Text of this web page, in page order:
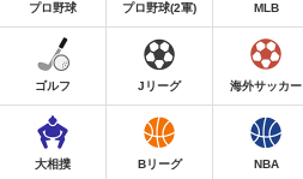
プロ野球 プロ野球(2軍) MLB
ゴルフ Jリーグ 海外サッカー
大相撲 Bリーグ NBA